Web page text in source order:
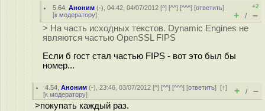
5.64 ,Аноним (-), 04:42, 04/07/2012 [^] [^^] [^^^] [ответить]
[к модератору]
+2
+ / –
> На часть исходных текстов. Dynamic Engines не
являются частью OpenSSL FIPS
Если б гост стал частью FIPS - вот это был бы
номер...
4.54 ,Аноним (-), 23:46, 03/07/2012 [^] [^^] [^^^] [ответить][↑]
[к модератору] + / –
>покупать каждый раз.